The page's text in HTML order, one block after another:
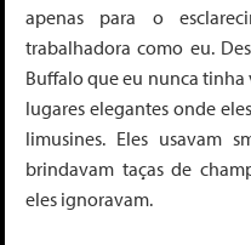
apenas para o
trabalhadora como eu.
Buffalo que eu nunca tinha
lugares elegantes onde
limusines. Eles usavam
brindavam taças de
eles ignoravam.